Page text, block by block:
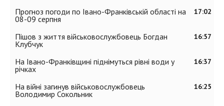
17:02
Прогноз погоди по Івано-Франківській області на
08-09 серпня
16:57
Пішов з життя військовослужбовець Богдан
Клубчук
16:37
На Івано-Франківщині піднімуться рівні води у
річках
16:25
На війні загинув військовослужбовець
Володимир Сокольник